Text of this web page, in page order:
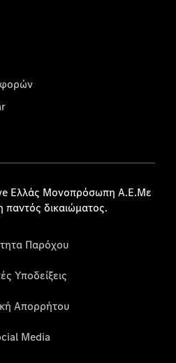
Ελλάς Μονοπρόσωπη Α.Ε.Με
παντός δικαιώματος.
Παρόχου
Υποδείξεις
Απορρήτου
Media